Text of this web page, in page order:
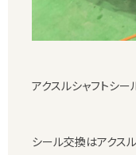
アクスルシャフトシー
シール交換はアクス